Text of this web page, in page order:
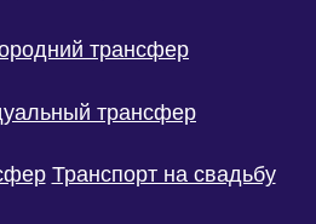
трансфер
трансфер
Транспорт на свадьбу